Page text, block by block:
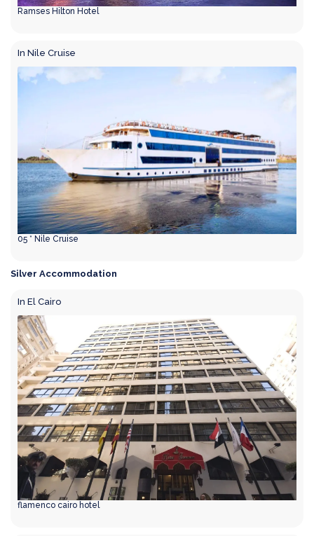
Ramses Hilton Hotel
In Nile Cruise
05 * Nile Cruise
Silver Accommodation
In El Cairo
flamenco cairo hotel